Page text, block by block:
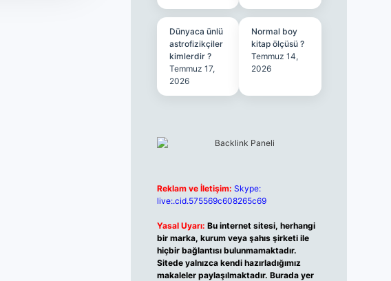
Dünyaca ünlü
astrofizikçiler
kimlerdir ?
Temmuz 17,
2026
Normal boy
kitap ölçüsü ?
Temmuz 14,
2026
Reklam ve İletişim: Skype:
live:.cid.575569c608265c69
Yasal Uyarı: Bu internet sitesi, herhangi
bir marka, kurum veya şahıs şirketi ile
hiçbir bağlantısı bulunmamaktadır.
Sitede yalnızca kendi hazırladığımız
makaleler paylaşılmaktadır. Burada yer